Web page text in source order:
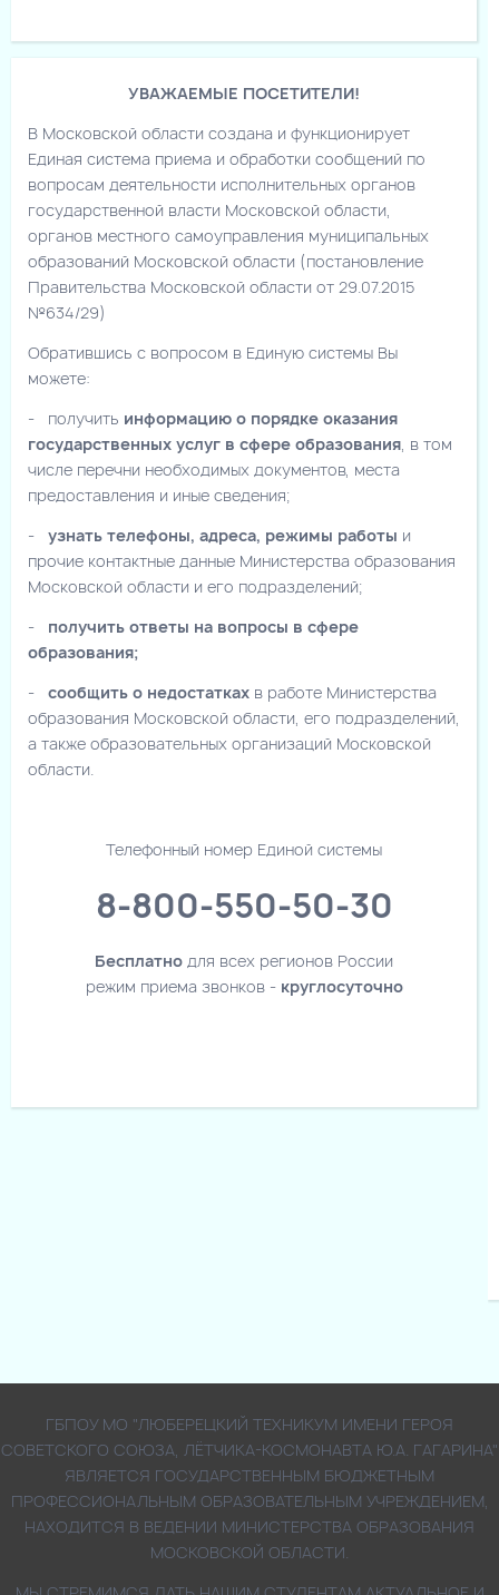
УВАЖАЕМЫЕ ПОСЕТИТЕЛИ!
В Московской области создана и функционирует
Единая система приема и обработки сообщений по
вопросам деятельности исполнительных органов
государственной власти Московской области,
органов местного самоуправления муниципальных
образований Московской области (постановление
Правительства Московской области от 29.07.2015
№634/29)
Обратившись с вопросом в Единую системы Вы
можете:
- получить информацию о порядке оказания
государственных услуг в сфере образования , в том
числе перечни необходимых документов, места
предоставления и иные сведения;
- узнать телефоны, адреса, режимы работы и
прочие контактные данные Министерства образования
Московской области и его подразделений;
- получить ответы на вопросы в сфере
образования;
- сообщить о недостатках в работе Министерства
образования Московской области, его подразделений,
а также образовательных организаций Московской
области.
Телефонный номер Единой системы
8-800-550-50-30
Бесплатно для всех регионов России
режим приема звонков - круглосуточно
ГБПОУ МО "ЛЮБЕРЕЦКИЙ ТЕХНИКУМ ИМЕНИ ГЕРОЯ
СОВЕТСКОГО СОЮЗА, ЛЁТЧИКА-КОСМОНАВТА Ю.А. ГАГАРИНА"
ЯВЛЯЕТСЯ ГОСУДАРСТВЕННЫМ БЮДЖЕТНЫМ
ПРОФЕССИОНАЛЬНЫМ ОБРАЗОВАТЕЛЬНЫМ УЧРЕЖДЕНИЕМ,
НАХОДИТСЯ В ВЕДЕНИИ МИНИСТЕРСТВА ОБРАЗОВАНИЯ
МОСКОВСКОЙ ОБЛАСТИ.